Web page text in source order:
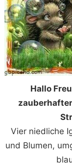
Hallo
Vier niedliche
und Blumen,